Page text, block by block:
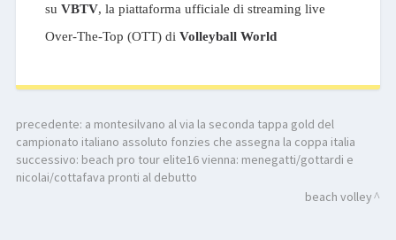
su VBTV, la piattaforma ufficiale di streaming live
Over-The-Top (OTT) di Volleyball World
precedente: a montesilvano al via la seconda tappa gold del
campionato italiano assoluto fonzies che assegna la coppa italia
successivo: beach pro tour elite16 vienna: menegatti/gottardi e
nicolai/cottafava pronti al debutto
beach volley